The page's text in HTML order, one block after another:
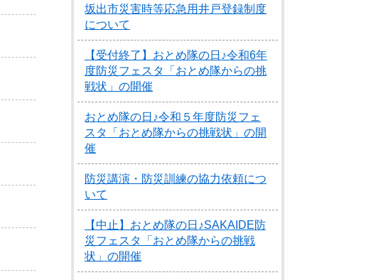
坂出市災害時等応急用井戸登録制度
について
【受付終了】おとめ隊の日♪令和6年
度防災フェスタ「おとめ隊からの挑
戦状」の開催
おとめ隊の日♪令和５年度防災フェ
スタ「おとめ隊からの挑戦状」の開
催
防災講演・防災訓練の協力依頼につ
いて
【中止】おとめ隊の日♪SAKAIDE防
災フェスタ「おとめ隊からの挑戦
状」の開催